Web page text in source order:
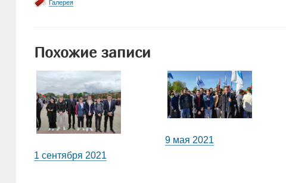
Галерея
Похожие записи
1 сентября 2021
9 мая 2021